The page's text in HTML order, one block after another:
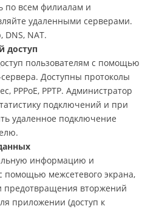
по всем филиалам и
удаленными серверами.
DNS, NAT.
доступ
пользователям с помощью
Доступны протоколы
PPPoE, PPTP. Администратор
подключений и при
удаленное подключение
информацию и
помощью межсетевого экрана,
предотвращения вторжений
приложении (доступ к